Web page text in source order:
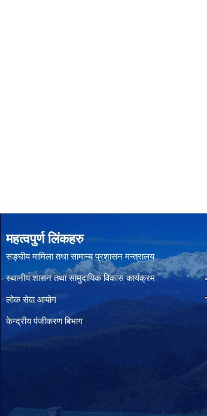
महत्वपुर्ण लिंकहरु
सङ्घीय मामिला तथा सामान्य प्रशासन मन्त्रालय
स्थानीय शासन तथा सामुदायिक विकास कार्यक्रम
लोक सेवा आयोग
केन्द्रीय पंजीकरण बिभाग